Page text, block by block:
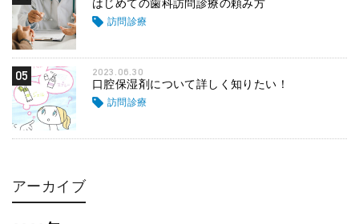
はじめての歯科訪問診療の頼み方
訪問診療
05 2023.06.30
口腔保湿剤について詳しく知りたい！
訪問診療
アーカイブ